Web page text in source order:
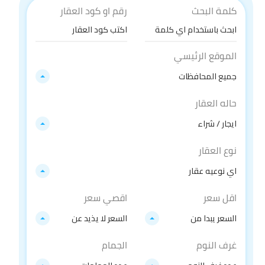
كلمة البحث رقم او كود العقار
الموقع الرئيسي
جميع المحافظات
حاله العقار
ايجار / شراء
نوع العقار
اي نوعيه عقار
اقل سعر
السعر يبدا من
اقصي سعر
السعر لا يذيد عن
غرف النوم الجمام